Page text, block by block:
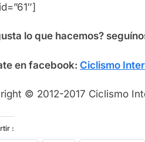
lo que hacemos?
en facebook: Ciclismo
© 2012-2017 Ciclismo
: